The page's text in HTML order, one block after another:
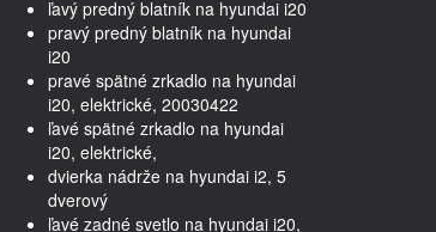
ľavý predný blatník na hyundai i20
pravý predný blatník na hyundai
i20
pravé spätné zrkadlo na hyundai
i20, elektrické, 20030422
ľavé spätné zrkadlo na hyundai
i20, elektrické,
dvierka nádrže na hyundai i2, 5
dverový
ľavé zadné svetlo na hyundai i20,